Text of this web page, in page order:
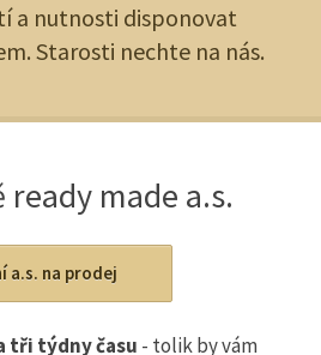
a nutnosti disponovat
Starosti nechte na nás.
ready made a.s.
a.s. na prodej
tři týdny času - tolik by vám